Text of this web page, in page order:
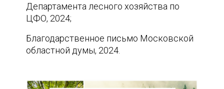
Департамента лесного хозяйства по
ЦФО, 2024;
Благодарственное письмо Московской
областной думы, 2024.